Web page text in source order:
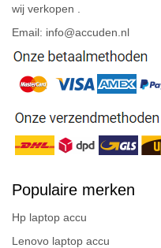
wij verkopen .
Email: info@accuden.nl
Populaire merken
Hp laptop accu
Lenovo laptop accu